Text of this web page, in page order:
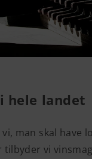
hele landet
man skal have
tilbyder vi